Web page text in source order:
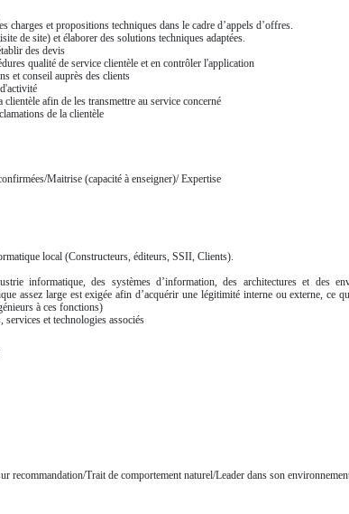
charges et propositions techniques dans le cadre d’appels d’offres.
de site) et élaborer des solutions techniques adaptées.
des devis
qualité de service clientèle et en contrôler l'application
et conseil auprès des clients
afin de les transmettre au service concerné
de la clientèle
Maitrise (capacité à enseigner)/ Expertise
local (Constructeurs, éditeurs, SSII, Clients).
informatique, des systèmes d’information, des architectures et des
assez large est exigée afin d’acquérir une légitimité interne ou externe, ce
à ces fonctions)
et technologies associés
recommandation/Trait de comportement naturel/Leader dans son